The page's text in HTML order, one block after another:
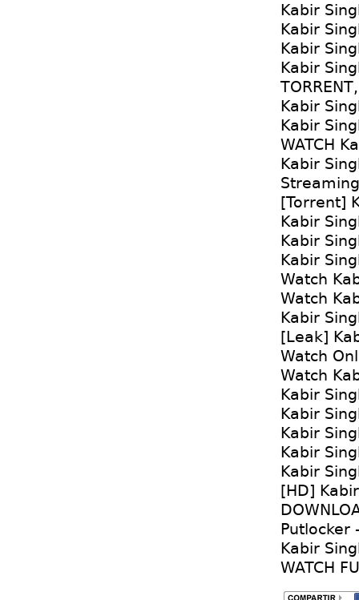
Kabir
Kabir
Kabir
Kabir
TORRENT,
Kabir
Kabir
WATCH
Kabir
[Torrent]
Kabir
Kabir
Kabir
Watch
Watch
Kabir
[Leak]
Watch
Watch
Kabir
Kabir
Kabir
Kabir
Kabir
[HD]
Putlocker
Kabir
WATCH